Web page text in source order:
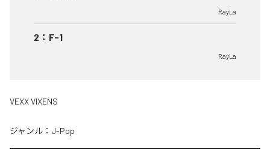
RayLa
2 ： F-1
RayLa
VEXX VIXENS
ジャンル： J-Pop